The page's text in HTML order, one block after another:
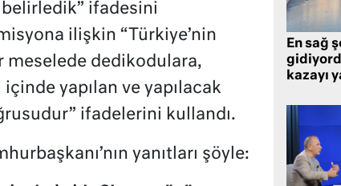
ifadesini
ilişkin “Türkiye’nin
dedikodulara,
yapılan ve yapılacak
ifadelerini kullandı.
yanıtları şöyle:
En sağ
kazayı